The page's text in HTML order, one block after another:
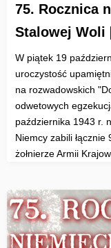
75. Rocznica
Stalowej Woli
W piątek 19
uroczystość
na rozwadowskich
odwetowych
października 1943 r.
Niemcy zabili
żołnierze Armii